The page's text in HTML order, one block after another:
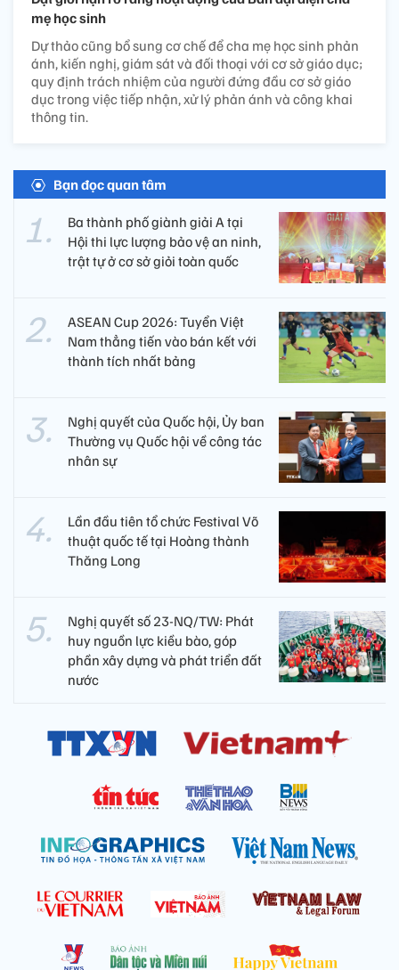
mẹ học sinh
Dự thảo cũng bổ sung cơ chế để cha mẹ học sinh phản
ánh, kiến nghị, giám sát và đối thoại với cơ sở giáo dục;
quy định trách nhiệm của người đứng đầu cơ sở giáo
dục trong việc tiếp nhận, xử lý phản ánh và công khai
thông tin.
Bạn đọc quan tâm
Ba thành phố giành giải A tại
Hội thi lực lượng bảo vệ an ninh,
trật tự ở cơ sở giỏi toàn quốc
ASEAN Cup 2026: Tuyển Việt
Nam thẳng tiến vào bán kết với
thành tích nhất bảng
Nghị quyết của Quốc hội, Ủy ban
Thường vụ Quốc hội về công tác
nhân sự
Lần đầu tiên tổ chức Festival Võ
thuật quốc tế tại Hoàng thành
Thăng Long
Nghị quyết số 23-NQ/TW: Phát
huy nguồn lực kiều bào, góp
phần xây dựng và phát triển đất
nước